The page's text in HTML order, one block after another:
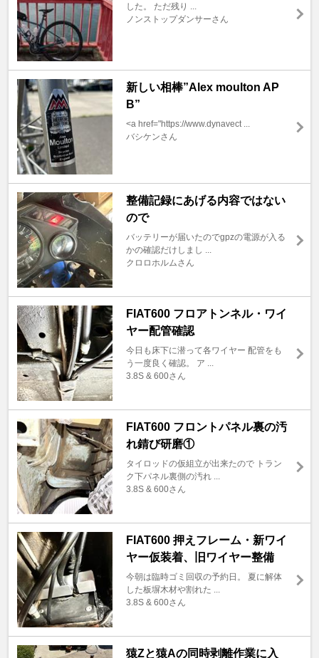
した。 ただ残り ...
ノンストップダンサーさん
新しい相棒”Alex moulton AP
B”
<a href="https://www.dynavect ...
バシケンさん
整備記録にあげる内容ではない
ので
バッテリーが届いたのでgpzの電源が入る
かの確認だけしまし ...
クロロホルムさん
FIAT600 フロアトンネル・ワイ
ヤー配管確認
今日も床下に潜って各ワイヤー 配管をも
う一度良く確認。 ア ...
3.8S & 600さん
FIAT600 フロントパネル裏の汚
れ錆び研磨①
タイロッドの仮組立が出来たので トラン
ク下パネル裏側の汚れ ...
3.8S & 600さん
FIAT600 押えフレーム・新ワイ
ヤー仮装着、旧ワイヤー整備
今朝は臨時ゴミ回収の予約日。 夏に解体
した板塀木材や割れた ...
3.8S & 600さん
猿Zと猿Aの同時剥離作業に入